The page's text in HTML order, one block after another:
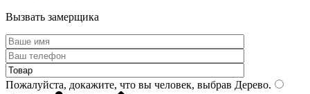
Вызвать замерщика
Пожалуйста, докажите, что вы человек, выбрав Дерево.